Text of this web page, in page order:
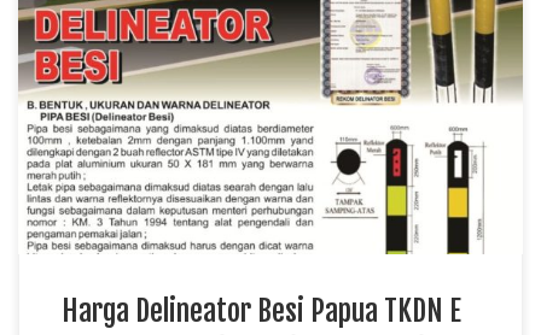
Harga Delineator Besi Papua TKDN E Katalog, Supplier
Delineator Besi Maluku Utara, Produksi Delineator Besi
Sulawesi Delineator besi digunakan sebagai perlengkapan
keselamatan yang membantu mengarahkan kendaraan pada
berbagai jenis jalan. Produk diproduksi menggunakan material
logam berkualitas sehingga memiliki daya tahan tinggi
terhadap benturan maupun perubahan cuaca. Harga murah
menjadi salah […]
Harga Delineator Besi Papua TKDN E